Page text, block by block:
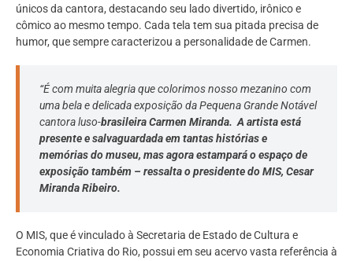
únicos da cantora, destacando seu lado divertido, irônico e
cômico ao mesmo tempo. Cada tela tem sua pitada precisa de
humor, que sempre caracterizou a personalidade de Carmen.
“É com muita alegria que colorimos nosso mezanino com
uma bela e delicada exposição da Pequena Grande Notável
cantora luso-brasileira Carmen Miranda. A artista está
presente e salvaguardada em tantas histórias e
memórias do museu, mas agora estampará o espaço de
exposição também – ressalta o presidente do MIS, Cesar
Miranda Ribeiro.
O MIS, que é vinculado à Secretaria de Estado de Cultura e
Economia Criativa do Rio, possui em seu acervo vasta referência à